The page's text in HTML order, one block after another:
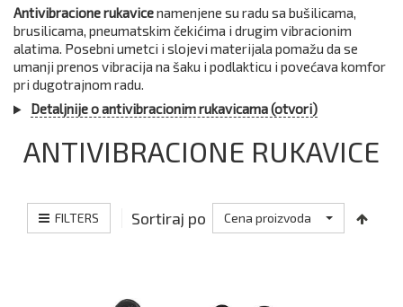
Antivibracione rukavicenamenjene su radu sa bušilicama,
brusilicama, pneumatskim čekićima i drugim vibracionim
alatima. Posebni umetci i slojevi materijala pomažu da se
umanji prenos vibracija na šaku i podlakticu i povećava komfor
pri dugotrajnom radu.
Detaljnije o antivibracionim rukavicama (otvori)
ANTIVIBRACIONE RUKAVICE
FILTERS Sortiraj po Cena proizvoda